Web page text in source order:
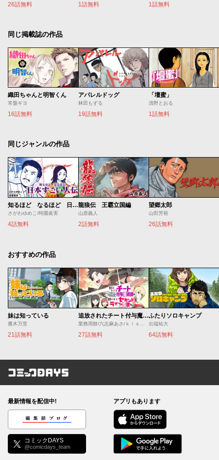
26話無料 1話無料 1話無料
同じ掲載誌の作品
織田ちゃんと明智くん
常盤ギヨ
16話無料
アパレルドッグ
林田もずる
19話無料
「壇蜜」
清野とおる
1話無料
同じジャンルの作品
知るほど なるほど 日本すごい人伝
さがわゆめこ/時園眞実
4話無料
龍狼伝 王霸立国編
山原義人
2話無料
望郷太郎
山田芳裕
26話無料
おすすめの作品
妹は知っている
雁木万里
21話無料
追放されたチート付与魔術師は気ままなセカンドライフを謳歌する。 ～俺は武器だけじゃなく、あらゆるものに『強化ポイント』を付与できるし、俺の意思でいつでも効果を解除できるけど、残った人たち大丈夫？～
27話無料
ふたりソロキャンプ
出端祐大
64話無料
コミックDAYS
最新情報を配信中!
編集部ブログ
コミックDAYS
@comicdays_team
アプリもあります